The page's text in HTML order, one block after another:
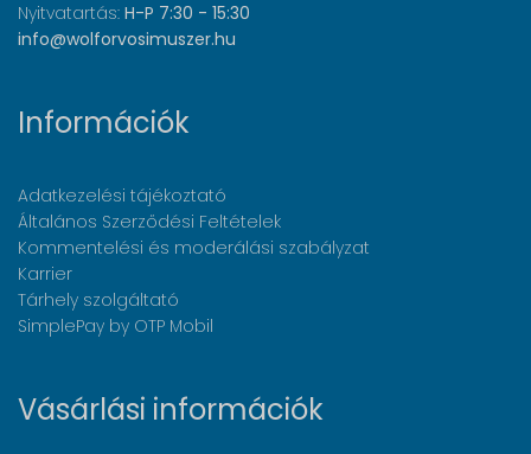
Nyitvatartás: H-P 7:30 - 15:30
info@wolforvosimuszer.hu
Információk
Adatkezelési tájékoztató
Általános Szerződési Feltételek
Kommentelési és moderálási szabályzat
Karrier
Tárhely szolgáltató
SimplePay by OTP Mobil
Vásárlási információk